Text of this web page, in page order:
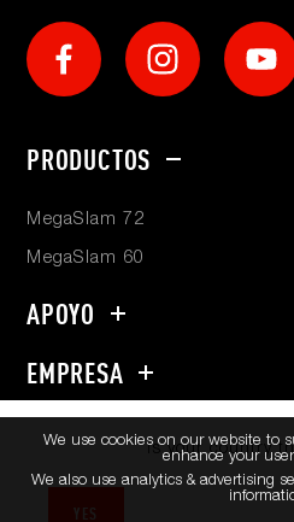
Is your country
YES
Footer
menu
PRODUCTOS
MegaSlam 72
MegaSlam 60
APOYO
EMPRESA
Social
© Mega Slam Hoops. Todos
EU
We use cookies on our website to
enhance your
We also use analytics & advertising